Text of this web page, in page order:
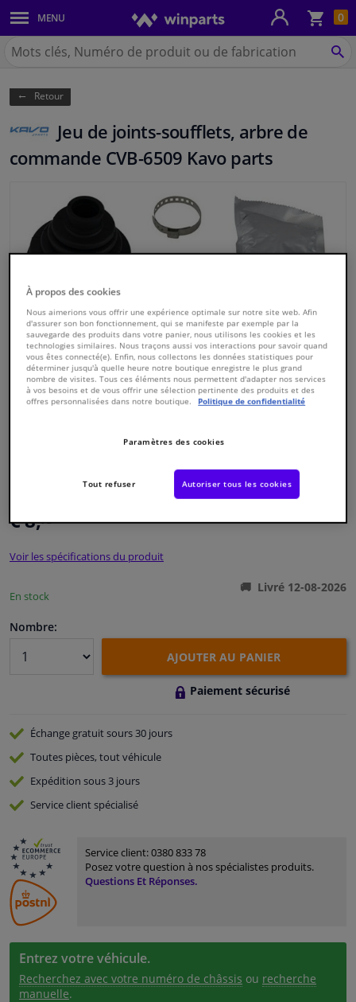
0
MENU
Carrosserie & tôles
Feux & ampoules
Freinage
Système d'échappement
Refroidissement & chauffage
Filtres & liquides
Bagages & transport
Fenêtres & accessoires
Intérieur & ameublement
Atelier & outils
Camping-car, moto & vélo
Promotions et réductions
Chercher
Winparts.be
Retour
Jeu de joints-soufflets, arbre de
commande CVB-6509 Kavo parts
Numéro de fabrication: CVB-6509
8715616136150
€ 8,19 TTC
Voir les spécifications du produit
En stock
Livré 12-08-2026
Nombre:
AJOUTER AU PANIER
Paiement sécurisé
Échange gratuitsours 30 jours
Toutes pièces, tout véhicule
Expédition sous 3 jours
Serviceclient spécialisé
Service client:0380 833 78
Posez votre question à nos spécialistes produits.
Questions Et Réponses.
Entrez votre véhicule.
Recherchez avec votre numéro de châssis ou recherche
manuelle.
À propos des cookies
Nous aimerions vous offrir une expérience optimale sur notre site web. Afin
d'assurer son bon fonctionnement, qui se manifeste par exemple par la
sauvegarde des produits dans votre panier, nous utilisons les cookies et les
technologies similaires. Nous traçons aussi vos interactions pour savoir quand
vous êtes connecté(e). Enfin, nous collectons les données statistiques pour
déterminer jusqu'à quelle heure notre boutique enregistre le plus grand
nombre de visites. Tous ces éléments nous permettent d'adapter nos services
à vos besoins et de vous offrir une sélection pertinente des produits et des
offres personnalisées dans notre boutique.
Politique de confidentialité
Paramètres des cookies
Tout refuser Autoriser tous les cookies